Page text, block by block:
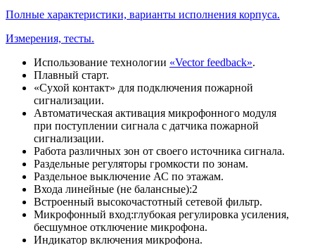
Полные характеристики, варианты исполнения корпуса.
Измерения, тесты.
Использование технологии «Vector feedback».
Плавный старт.
«Сухой контакт» для подключения пожарной
сигнализации.
Автоматическая активация микрофонного модуля
при поступлении сигнала с датчика пожарной
сигнализации.
Работа различных зон от своего источника сигнала.
Раздельные регуляторы громкости по зонам.
Раздельное выключение АС по этажам.
Входа линейные (не балансные):2
Встроенный высокочастотный сетевой фильтр.
Микрофонный вход:глубокая регулировка усиления,
бесшумное отключение микрофона.
Индикатор включения микрофона.